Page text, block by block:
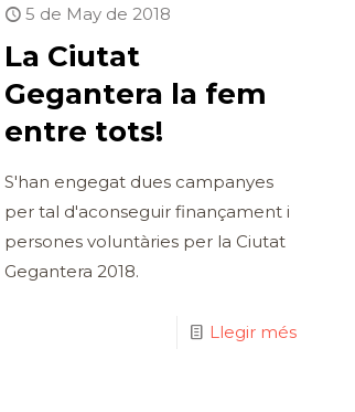
5 de May de 2018
La Ciutat
Gegantera la fem
entre tots!
S'han engegat dues campanyes
per tal d'aconseguir finançament i
persones voluntàries per la Ciutat
Gegantera 2018.
Llegir més